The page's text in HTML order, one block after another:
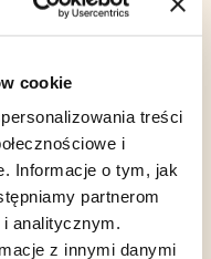
cookie
treści
i
Informacje o tym, jak
partnerom
analitycznym.
z innymi danymi
119,00zł
MNIE